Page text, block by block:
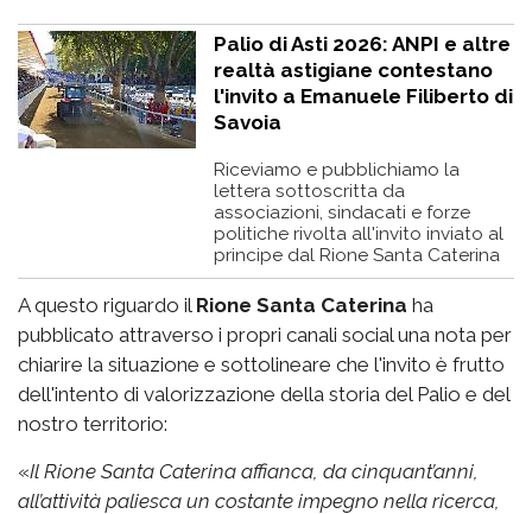
Palio di Asti 2026: ANPI e altre
realtà astigiane contestano
l'invito a Emanuele Filiberto di
Savoia
Riceviamo e pubblichiamo la
lettera sottoscritta da
associazioni, sindacati e forze
politiche rivolta all'invito inviato al
principe dal Rione Santa Caterina
A questo riguardo il Rione Santa Caterina ha
pubblicato attraverso i propri canali social una nota per
chiarire la situazione e sottolineare che l'invito è frutto
dell'intento di valorizzazione della storia del Palio e del
nostro territorio:
«Il Rione Santa Caterina affianca, da cinquant’anni,
all’attività paliesca un costante impegno nella ricerca,